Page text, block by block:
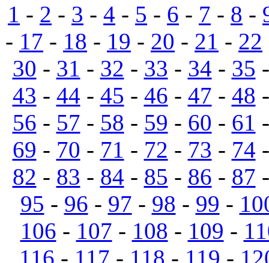
1 - 2 - 3 - 4 - 5 - 6 - 7 - 8 -
- 17 - 18 - 19 - 20 - 21 - 22
30 - 31 - 32 - 33 - 34 - 35
43 - 44 - 45 - 46 - 47 - 48
56 - 57 - 58 - 59 - 60 - 61
69 - 70 - 71 - 72 - 73 - 74
82 - 83 - 84 - 85 - 86 - 87
95 - 96 - 97 - 98 - 99 -
106 - 107 - 108 - 109 -
116 - 117 - 118 - 119 -